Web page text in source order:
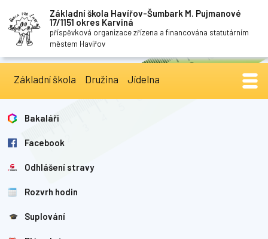
Základní škola Havířov-Šumbark M. Pujmanové
17/1151 okres Karviná
příspěvková organizace zřízena a financována statutárním
městem Havířov
Základní škola Družina Jídelna
Bakaláři
Facebook
Odhlášení stravy
Rozvrh hodin
Suplování